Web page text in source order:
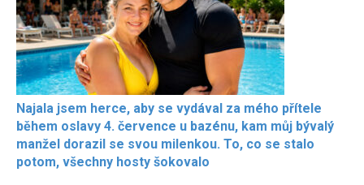
Najala jsem herce, aby se vydával za mého přítele
během oslavy 4. července u bazénu, kam můj bývalý
manžel dorazil se svou milenkou. To, co se stalo
potom, všechny hosty šokovalo